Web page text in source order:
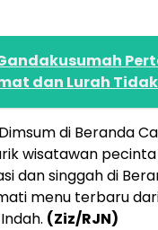
dan Lurah
di Beranda
wisatawan
dan singgah di
menu terbaru
(Ziz/RJN)